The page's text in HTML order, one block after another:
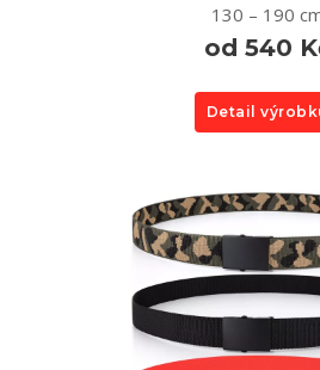
130 – 190
od 540
Detail